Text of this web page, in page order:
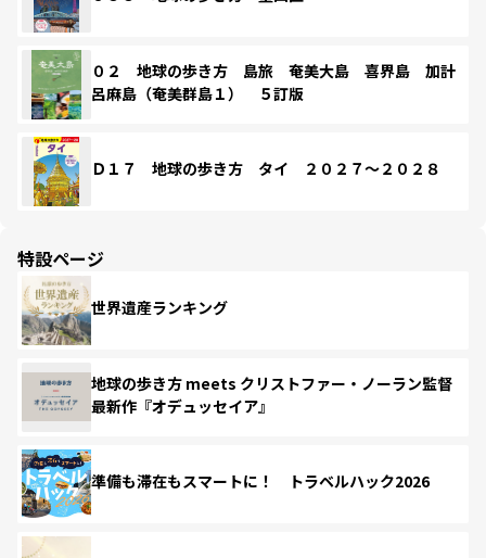
０２ 地球の歩き方 島旅 奄美大島 喜界島 加計
呂麻島（奄美群島１） ５訂版
Ｄ１７ 地球の歩き方 タイ ２０２７～２０２８
特設ページ
世界遺産ランキング
地球の歩き方 meets クリストファー・ノーラン監督
最新作『オデュッセイア』
準備も滞在もスマートに！ トラベルハック2026